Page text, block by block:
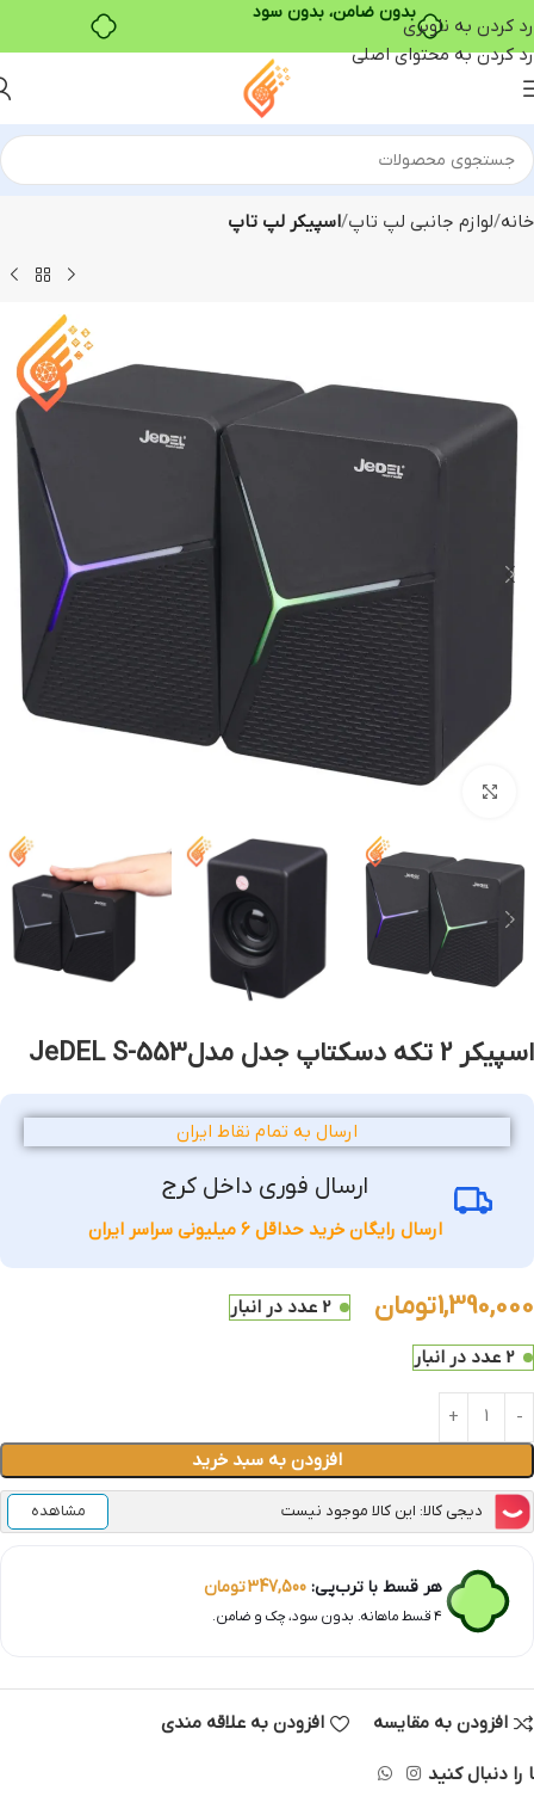
خرید قسطی با ترب‌پیرد کردن به ناوبری
رد کردن به محتوای اصلی
خانه لوازم جانبی لپ تاپ اسپیکر لپ تاپ
بزرگنمایی تصویر
اسپیکر 2 تکه دسکتاپ جدل مدلJeDEL S-553
ارسال به تمام نقاط ایران
ارسال فوری داخل کرج
ارسال رایگان خرید حداقل 6 میلیونی سراسر ایران
1,390,000تومان 2 عدد در انبار
2 عدد در انبار
افزودن به سبد خرید
دیجی کالا: این کالا موجود نیست مشاهده
هر قسط با ترب‌پی: 347,500تومان
۴ قسط ماهانه. بدون سود، چک و ضامن.
افزودن به مقایسه افزودن به علاقه مندی
را دنبال کنید